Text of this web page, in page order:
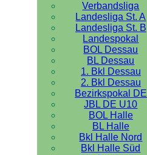
Verbandsliga
Landesliga St. A
Landesliga St. B
Landespokal
BOL Dessau
BL Dessau
1. Bkl Dessau
2. Bkl Dessau
Bezirkspokal DE
JBL DE U10
BOL Halle
BL Halle
Bkl Halle Nord
Bkl Halle Süd